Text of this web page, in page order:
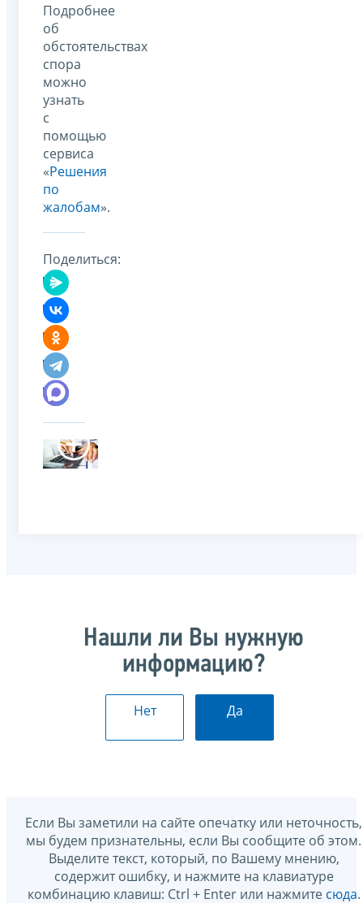
Подробнее
об
обстоятельствах
спора
можно
узнать
с
помощью
сервиса
«Решения
по
жалобам».
Поделиться:
Нашли ли Вы нужную
информацию?
Нет Да
Если Вы заметили на сайте опечатку или неточность,
мы будем признательны, если Вы сообщите об этом.
Выделите текст, который, по Вашему мнению,
содержит ошибку, и нажмите на клавиатуре
комбинацию клавиш: Ctrl + Enter или нажмите сюда.